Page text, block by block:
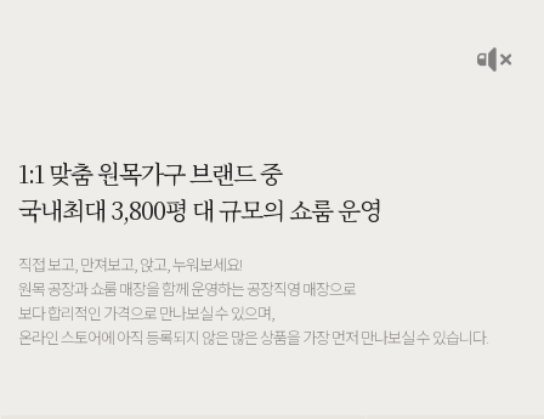
1:1 맞춤 원목가구 브랜드 중
국내최대 3,800평 대 규모의 쇼룸 운영
직접 보고, 만져보고, 앉고, 누워보세요!
원목 공장과 쇼룸 매장을 함께 운영하는 공장직영 매장으로
보다 합리적인 가격으로 만나보실 수 있으며,
온라인 스토어에 아직 등록되지 않은 많은 상품을 가장 먼저 만나보실 수 있습니다.